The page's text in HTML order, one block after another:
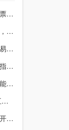
炒股必备常识：了解证券基础知识，推开股票市场大门
股票和期货市场实力投资者擅配资以小博大，顶配网优势尽显
股票入门知识：从沙丁鱼罐头炒卖看股票交易本质，你了解吗？
想做国际期货招商？美原油交易要点及入门指南请收好
股民常用电视获股市信息，涨乐理财软件或能满足更多需求？
本周沪指暴跌超 12%，救市行动展开，周五市场有何措施？
股民老张十余年沉浮股市，约谈地点竟选在开户超市门口？